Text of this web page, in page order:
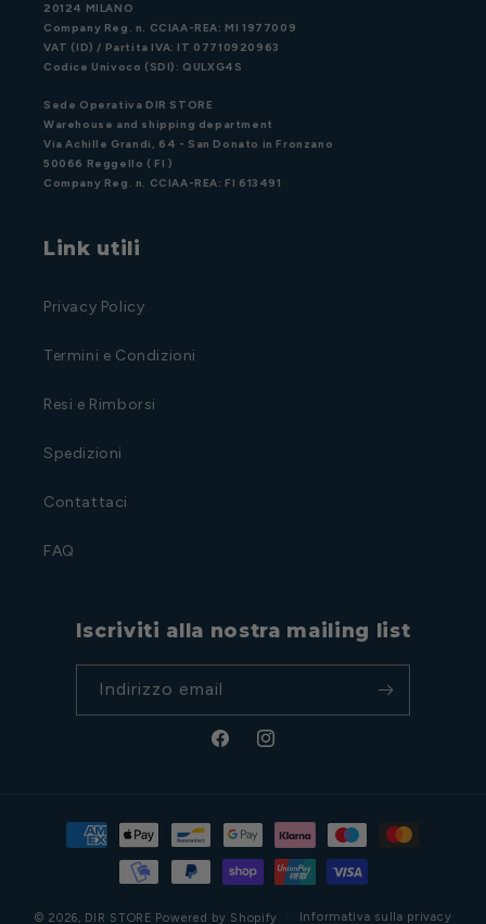
20124 MILANO
Company Reg. n. CCIAA-REA: MI 1977009
VAT (ID) / Partita IVA: IT 07710920963
Codice Univoco (SDI): QULXG4S
Sede Operativa DIR STORE
Warehouse and shipping department
Via Achille Grandi, 64 - San Donato in Fronzano
50066 Reggello ( FI )
Company Reg. n. CCIAA-REA: FI 613491
Link utili
Privacy Policy
Termini e Condizioni
Resi e Rimborsi
Spedizioni
Contattaci
FAQ
Iscriviti alla nostra mailing list
Indirizzo email
FacebookInstagram
Metodi
pagamento
© 2026, DIR STORE Powered by Shopify Informativa sulla privacy